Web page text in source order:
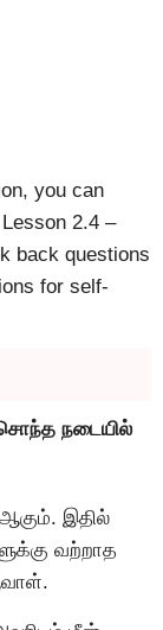
you can
2.4 –
back questions
for self-
நடையில்
ஆகும். இதில்
வற்றாத